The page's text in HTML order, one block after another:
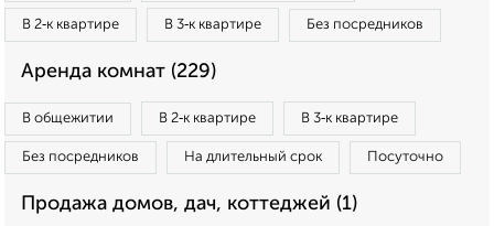
В 2‑к квартире В 3‑к квартире Без посредников
Аренда комнат (229)
В общежитии В 2‑к квартире В 3‑к квартире
Без посредников На длительный срок Посуточно
Продажа домов, дач, коттеджей (1)